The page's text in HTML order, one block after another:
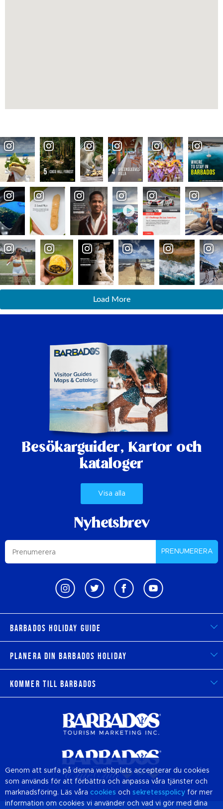
Load More
Besökarguider, Kartor och
kataloger
Visa alla
Nyhetsbrev
PRENUMERERA
Barbados Holiday Guide
Planera din Barbados Holiday
Kommer till Barbados
Genom att surfa på denna webbplats accepterar du cookies
som används för att förbättra och anpassa våra tjänster och
marknadsföring. Läs våra cookies och sekretesspolicy för mer
information om cookies vi använder och vad vi gör med dina